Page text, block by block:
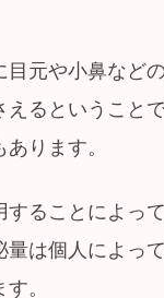
元や小鼻など
るということ
ります。
ることによっ
は個人によっ
。